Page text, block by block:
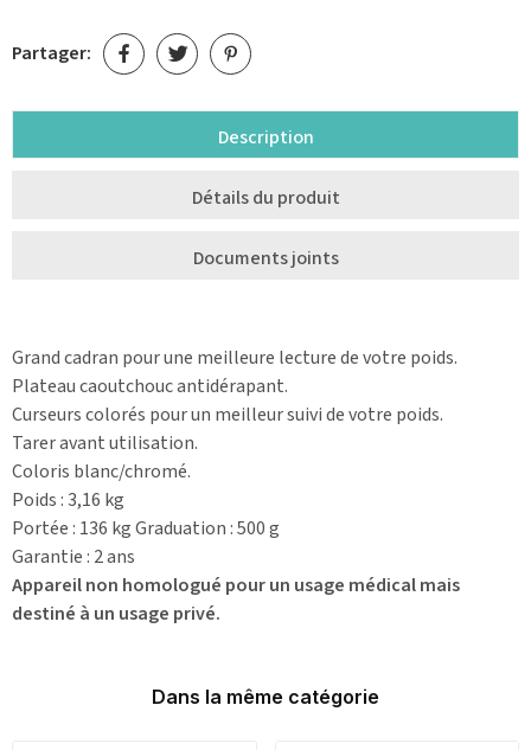
Partager:
Description
Détails du produit
Documents joints
Grand cadran pour une meilleure lecture de votre poids.
Plateau caoutchouc antidérapant.
Curseurs colorés pour un meilleur suivi de votre poids.
Tarer avant utilisation.
Coloris blanc/chromé.
Poids : 3,16 kg
Portée : 136 kg Graduation : 500 g
Garantie : 2 ans
Appareil non homologué pour un usage médical mais
destiné à un usage privé.
Dans la même catégorie